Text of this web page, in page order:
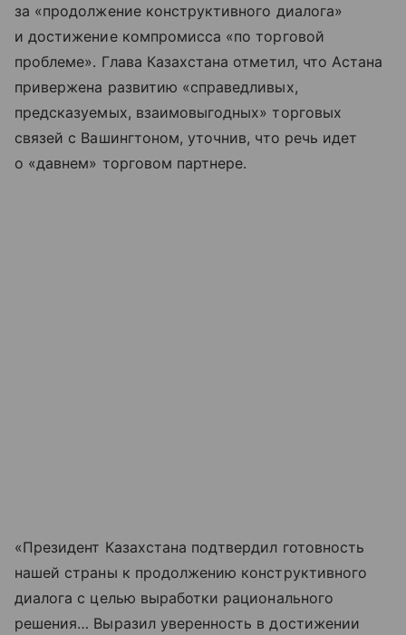
за «продолжение конструктивного диалога»
и достижение компромисса «по торговой
проблеме». Глава Казахстана отметил, что Астана
привержена развитию «справедливых,
предсказуемых, взаимовыгодных» торговых
связей с Вашингтоном, уточнив, что речь идет
о «давнем» торговом партнере.
«Президент Казахстана подтвердил готовность
нашей страны к продолжению конструктивного
диалога с целью выработки рационального
решения… Выразил уверенность в достижении